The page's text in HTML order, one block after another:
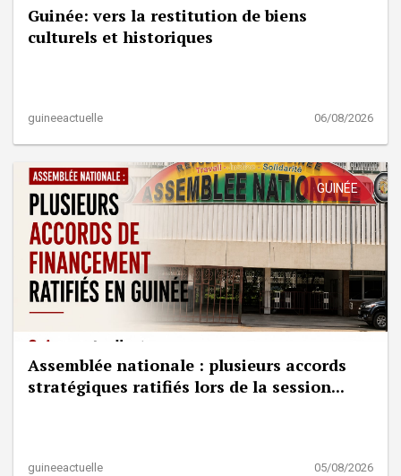
Guinée: vers la restitution de biens
culturels et historiques
guineeactuelle 06/08/2026
GUINÉE
Assemblée nationale : plusieurs accords
stratégiques ratifiés lors de la session...
guineeactuelle 05/08/2026